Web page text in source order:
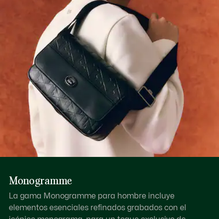
Compartimentos dobles en el exterior
Descubre más aquí
Monogramme
La gama Monogramme para hombre incluye
elementos esenciales refinados grabados con el